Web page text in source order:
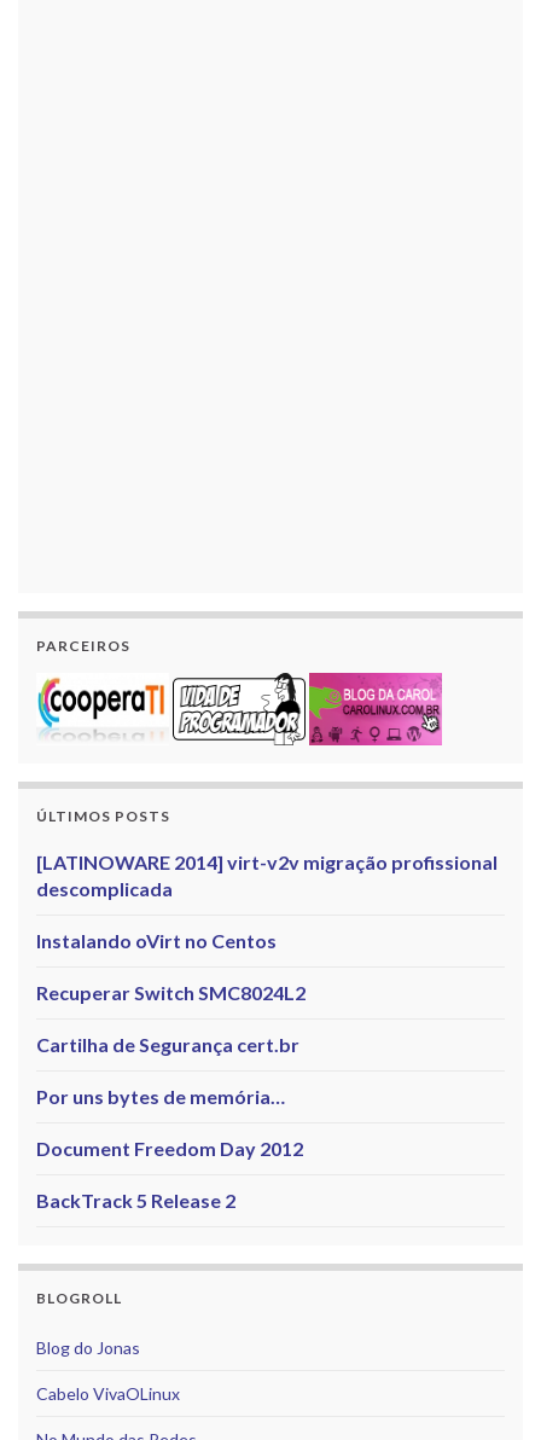
PARCEIROS
ÚLTIMOS POSTS
[LATINOWARE 2014] virt-v2v migração profissional
descomplicada
Instalando oVirt no Centos
Recuperar Switch SMC8024L2
Cartilha de Segurança cert.br
Por uns bytes de memória…
Document Freedom Day 2012
BackTrack 5 Release 2
BLOGROLL
Blog do Jonas
Cabelo VivaOLinux